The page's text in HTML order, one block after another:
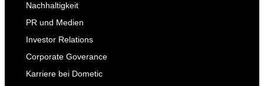
Nachhaltigkeit
PR und Medien
Investor Relations
Corporate Goverance
Karriere bei Dometic